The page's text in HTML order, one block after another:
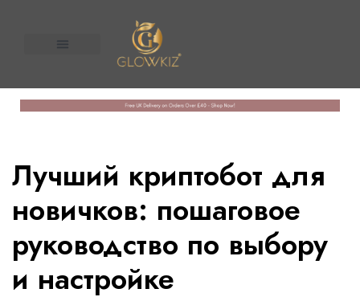
Лучший криптобот для
новичков: пошаговое
руководство по выбору
и настройке
United